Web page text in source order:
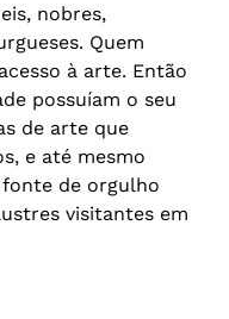
nobres,
Quem
à arte. Então
possuíam o seu
de arte que
e até mesmo
fonte de orgulho
visitantes em